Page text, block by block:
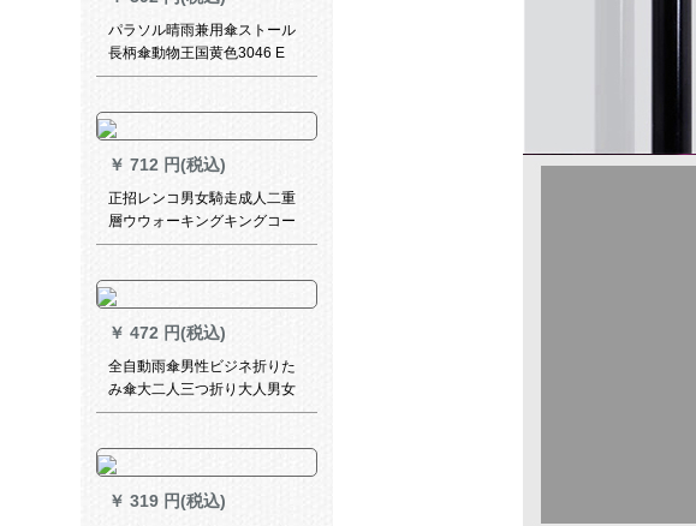
パラソル晴雨兼用傘ストール
長柄傘動物王国黄色3046 E
￥ 712 円(税込)
正招レンコ男女騎走成人二重
層ウウォーキングキングコー
トト黒XL【身長175-180】
￥ 472 円(税込)
全自動雨傘男性ビジネ折りた
み傘大二人三つ折り大人男女
オープン傘10骨大傘-青
￥ 319 円(税込)